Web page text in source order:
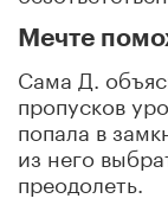
Мечте
Сама Д.
пропусков
попала в
из него
преодолеть.